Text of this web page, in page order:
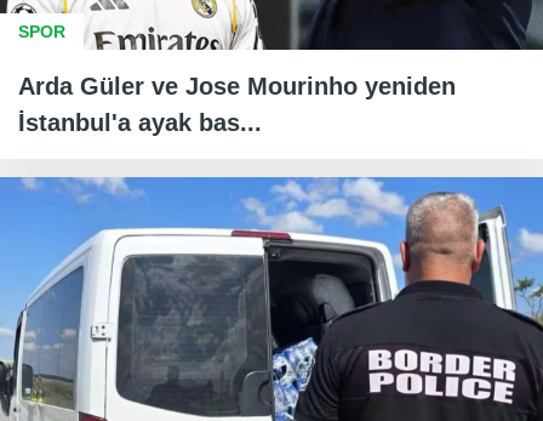
SPOR
Arda Güler ve Jose Mourinho yeniden
İstanbul'a ayak bas...